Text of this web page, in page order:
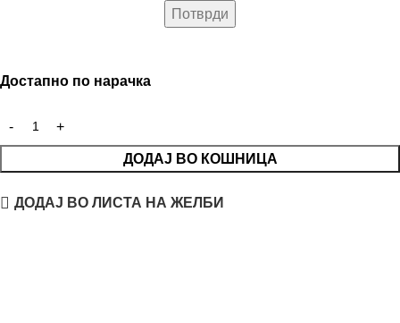
Достапно по нарачка
ДОДАЈ ВО КОШНИЦА
ДОДАЈ ВО ЛИСТА НА ЖЕЛБИ